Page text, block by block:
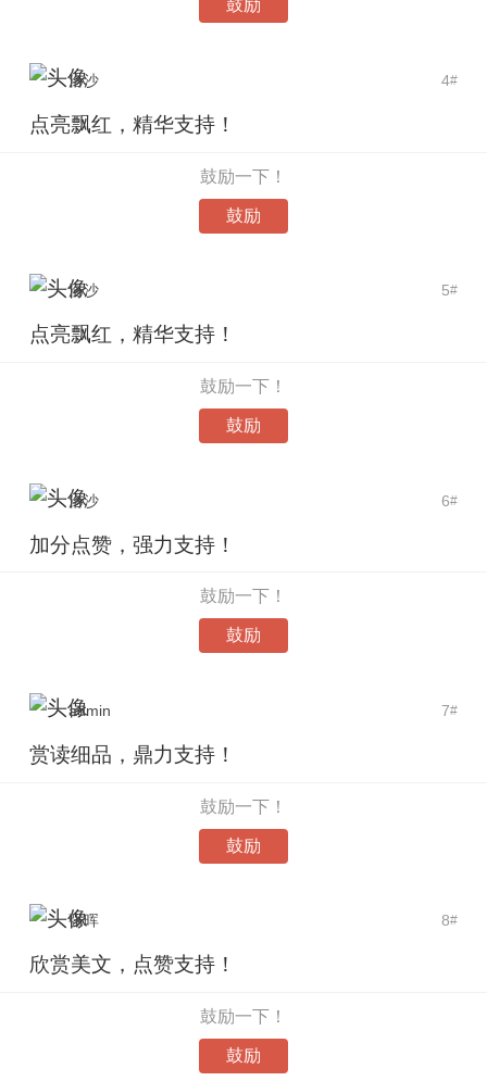
鼓励
4#
洛沙
点亮飘红，精华支持！
鼓励一下！
鼓励
5#
洛沙
点亮飘红，精华支持！
鼓励一下！
鼓励
6#
洛沙
加分点赞，强力支持！
鼓励一下！
鼓励
7#
admin
赏读细品，鼎力支持！
鼓励一下！
鼓励
8#
张晖
欣赏美文，点赞支持！
鼓励一下！
鼓励